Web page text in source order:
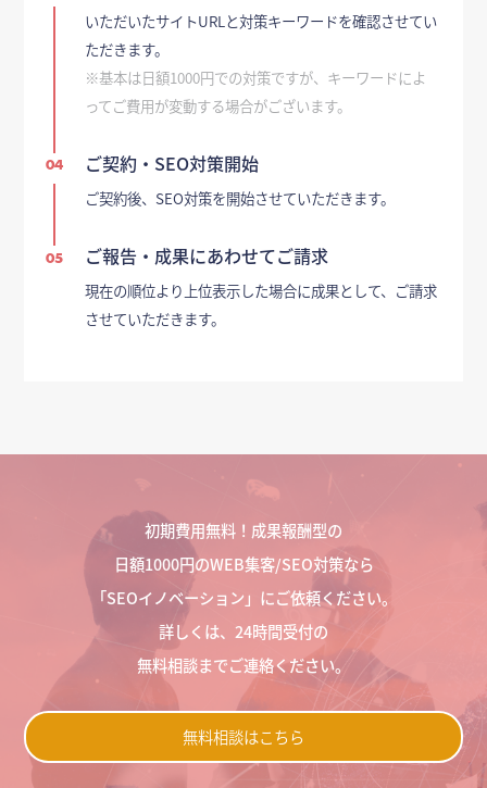
いただいたサイトURLと対策キーワードを確認させてい
ただきます。
※基本は日額1000円での対策ですが、キーワードによ
ってご費用が変動する場合がございます。
04 ご契約・SEO対策開始
ご契約後、SEO対策を開始させていただきます。
05 ご報告・成果にあわせてご請求
現在の順位より上位表示した場合に成果として、ご請求
させていただきます。
初期費用無料！成果報酬型の
日額1000円のWEB集客/SEO対策なら
「SEOイノベーション」にご依頼ください。
詳しくは、24時間受付の
無料相談までご連絡ください。
無料相談はこちら